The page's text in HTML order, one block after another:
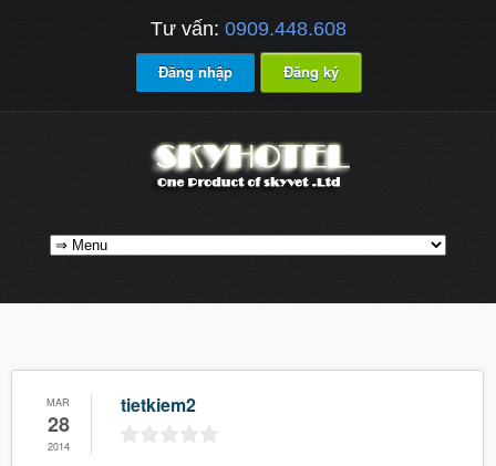
Tư vấn: 0909.448.608
Đăng nhập Đăng ký
MAR
28
2014
tietkiem2